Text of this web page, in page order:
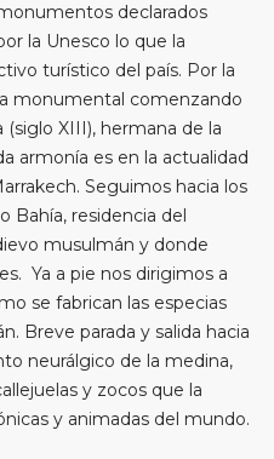
declarados
la Unesco lo que la
turístico del país. Por la
monumental comenzando
XIII), hermana de la
armonía es en la actualidad
Seguimos hacia los
Bahía, residencia del
musulmán y donde
Ya a pie nos dirigimos a
se fabrican las especias
Breve parada y salida hacia
neurálgico de la medina,
y zocos que la
y animadas del mundo.